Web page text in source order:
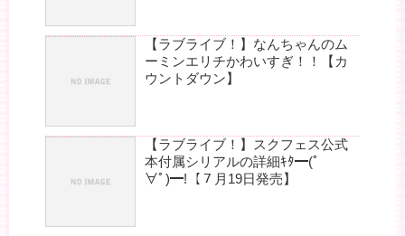
【ラブライブ！】なんちゃんのム
ーミンエリチかわいすぎ！！【カ
ウントダウン】
【ラブライブ！】スクフェス公式
本付属シリアルの詳細ｷﾀ━(ﾟ
∀ﾟ)━!【７月19日発売】